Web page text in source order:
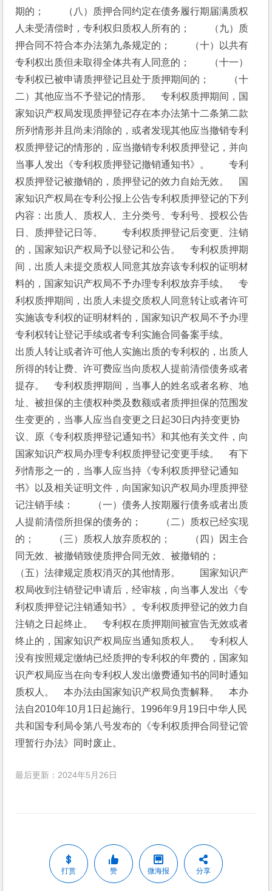
期的；　　（八）质押合同约定在债务履行期届满质权
人未受清偿时，专利权归质权人所有的；　　（九）质
押合同不符合本办法第九条规定的；　　（十）以共有
专利权出质但未取得全体共有人同意的；　　（十一）
专利权已被申请质押登记且处于质押期间的；　　（十
二）其他应当不予登记的情形。　专利权质押期间，国
家知识产权局发现质押登记存在本办法第十二条第二款
所列情形并且尚未消除的，或者发现其他应当撤销专利
权质押登记的情形的，应当撤销专利权质押登记，并向
当事人发出《专利权质押登记撤销通知书》。　　专利
权质押登记被撤销的，质押登记的效力自始无效。　国
家知识产权局在专利公报上公告专利权质押登记的下列
内容：出质人、质权人、主分类号、专利号、授权公告
日、质押登记日等。　　专利权质押登记后变更、注销
的，国家知识产权局予以登记和公告。　专利权质押期
间，出质人未提交质权人同意其放弃该专利权的证明材
料的，国家知识产权局不予办理专利权放弃手续。　专
利权质押期间，出质人未提交质权人同意转让或者许可
实施该专利权的证明材料的，国家知识产权局不予办理
专利权转让登记手续或者专利实施合同备案手续。
出质人转让或者许可他人实施出质的专利权的，出质人
所得的转让费、许可费应当向质权人提前清偿债务或者
提存。　专利权质押期间，当事人的姓名或者名称、地
址、被担保的主债权种类及数额或者质押担保的范围发
生变更的，当事人应当自变更之日起30日内持变更协
议、原《专利权质押登记通知书》和其他有关文件，向
国家知识产权局办理专利权质押登记变更手续。　有下
列情形之一的，当事人应当持《专利权质押登记通知
书》以及相关证明文件，向国家知识产权局办理质押登
记注销手续：　　（一）债务人按期履行债务或者出质
人提前清偿所担保的债务的；　　（二）质权已经实现
的；　　（三）质权人放弃质权的；　　（四）因主合
同无效、被撤销致使质押合同无效、被撤销的；
（五）法律规定质权消灭的其他情形。　　国家知识产
权局收到注销登记申请后，经审核，向当事人发出《专
利权质押登记注销通知书》。专利权质押登记的效力自
注销之日起终止。　专利权在质押期间被宣告无效或者
终止的，国家知识产权局应当通知质权人。　专利权人
没有按照规定缴纳已经质押的专利权的年费的，国家知
识产权局应当在向专利权人发出缴费通知书的同时通知
质权人。　本办法由国家知识产权局负责解释。　本办
法自2010年10月1日起施行。1996年9月19日中华人民
共和国专利局令第八号发布的《专利权质押合同登记管
理暂行办法》同时废止。
最后更新：2024年5月26日
打赏 赞 微海报 分享